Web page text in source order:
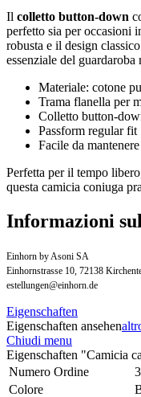
Il colletto button-down
perfetto sia per occasioni
robusta e il design
essenziale del guardaroba
Materiale: cotone
Trama flanella per
Colletto button-
Passform regular fit
Facile da
Perfetta per il tempo
questa camicia coniuga
Informazioni
Einhorn by Asoni SA
Einhornstrasse 10, 72138
estellungen@einhorn.de
Eigenschaften
Eigenschaften ansehen
Chiudi menu
Eigenschaften "Camicia
Numero Ordine
Colore